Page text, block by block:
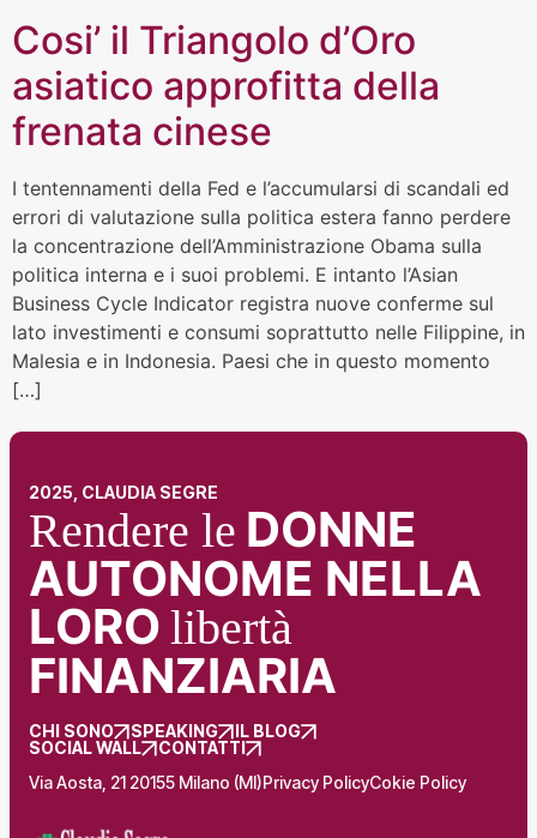
Cosi’ il Triangolo d’Oro
asiatico approfitta della
frenata cinese
I tentennamenti della Fed e l’accumularsi di scandali ed
errori di valutazione sulla politica estera fanno perdere
la concentrazione dell’Amministrazione Obama sulla
politica interna e i suoi problemi. E intanto l’Asian
Business Cycle Indicator registra nuove conferme sul
lato investimenti e consumi soprattutto nelle Filippine, in
Malesia e in Indonesia. Paesi che in questo momento
[…]
2025, CLAUDIA SEGRE
Rendere le DONNE
AUTONOME NELLA
LORO libertà
FINANZIARIA
CHI SONO SPEAKING
IL BLOG
SOCIAL WALL
CONTATTI
Via Aosta, 21 20155 Milano (MI)Privacy PolicyCokie Policy